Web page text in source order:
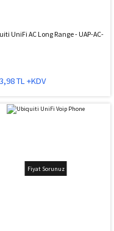
UniFi AC Long Range - UAP-AC-
TL +KDV
Fiyat Sorunuz